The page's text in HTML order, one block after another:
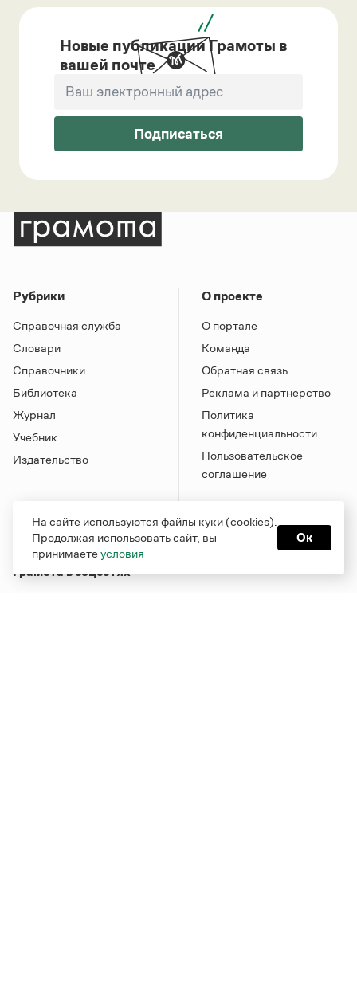
Новые публикации Грамоты в
вашей почте
Подписаться
Рубрики
Справочная служба
Словари
Справочники
Библиотека
Журнал
Учебник
Издательство
О проекте
О портале
Команда
Обратная связь
Реклама и партнерство
Политика
конфиденциальности
Пользовательское
соглашение
Грамота в соцсетях
На сайте используются файлы куки (cookies).
Продолжая использовать сайт, вы
принимаетеусловия
Ок